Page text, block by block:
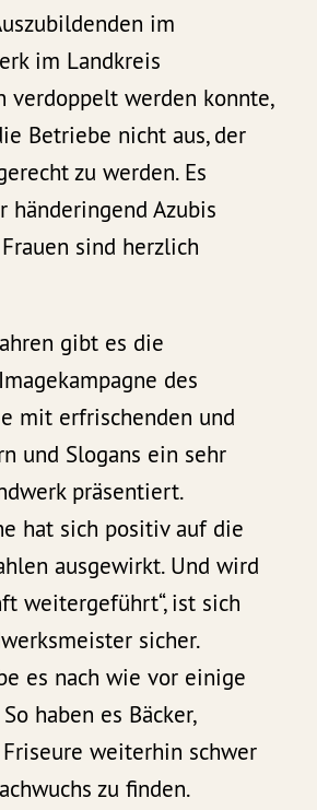
im
im Landkreis
verdoppelt werden konnte,
Betriebe nicht aus, der
zu werden. Es
händeringend Azubis
sind herzlich
gibt es die
des
mit erfrischenden und
und Slogans ein sehr
präsentiert.
hat sich positiv auf die
ausgewirkt. Und wird
weitergeführt“, ist sich
sicher.
es nach wie vor einige
haben es Bäcker,
weiterhin schwer
zu finden.